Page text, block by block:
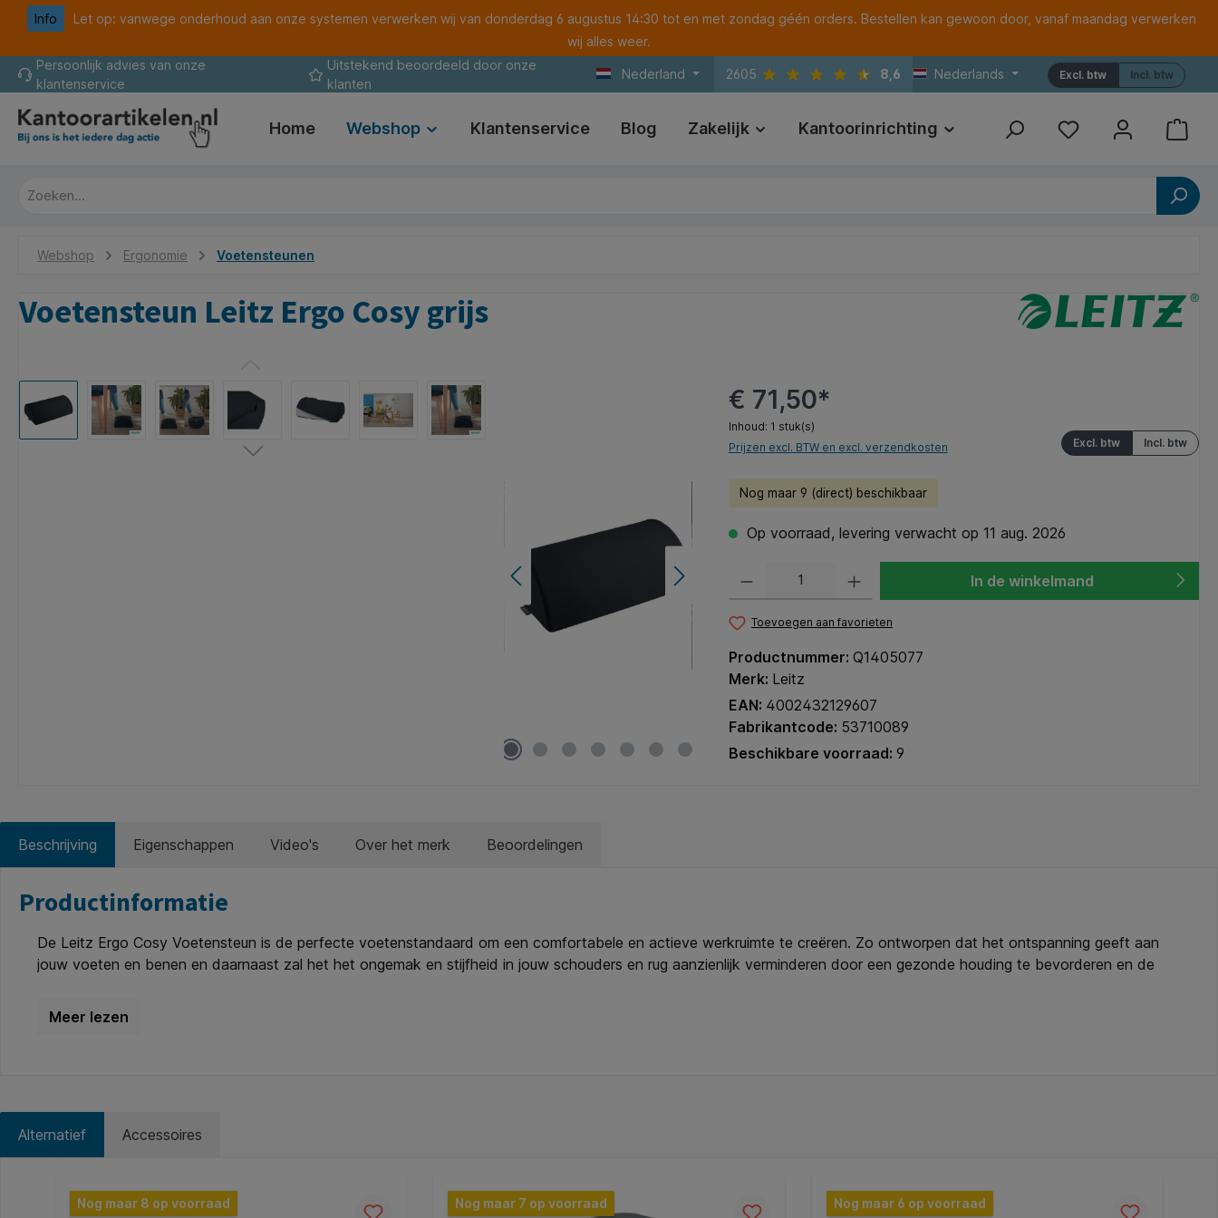
Ga naar de hoofdnavigatie
Info
Let op: vanwege onderhoud aan onze systemen verwerken wij van donderdag 6 augustus 14:30 tot en met zondag géén orders. Bestellen kan gewoon door, vanaf maandag verwerken
wij alles weer.
Persoonlijk advies van onze
klantenservice
Uitstekend beoordeeld door onze
klanten
Nederland 2605 8,6 Nederlands Incl. btw
Excl. btw
Home Webshop Klantenservice Blog Zakelijk Kantoorinrichting Print Referenties
Webshop Ergonomie Voetensteunen
Voetensteun Leitz Ergo Cosy grijs
Afbeeldingengalerij overslaan € 71,50*
Inhoud: 1 stuk(s)
Incl. btw
Excl. btw
Prijzen excl. BTW en excl. verzendkosten
Nog maar 9 (direct) beschikbaar
Op voorraad, levering verwacht op 11 aug. 2026
In de winkelmand
Toevoegen aan favorieten
Productnummer: Q1405077
Merk: Leitz
EAN: 4002432129607
Fabrikantcode: 53710089
Beschikbare voorraad: 9
Beschrijving Eigenschappen Video's Over het merk Beoordelingen
Productinformatie
De Leitz Ergo Cosy Voetensteun is de perfecte voetenstandaard om een comfortabele en actieve werkruimte te creëren. Zo ontworpen dat het ontspanning geeft aan
jouw voeten en benen en daarnaast zal het het ongemak en stijfheid in jouw schouders en rug aanzienlijk verminderen door een gezonde houding te bevorderen en de
benen in beweging te houden terwijl je werkt. Met de zachte kern en stoffen bekleding is hij ook perfect te gebruiken in het thuiskantoor met sokken of blote voeten.
terwijl je werkt, zachte kern en stoffen bekleding perfect om te gebruiken met sokken of blote voeten. * Helpt ongemak en stijfheid te verminderen die het gevolg kunnen
zijn van langdurig zitten. * Tilt jouw voeten op tot een comfortabele hoogte om de pijn en vermoeidheid in jouw schouders en rug te verlichten. * Ideaal om te gebruiken
als voetensteun aan je bureau of als kniesteun bij het liggen. * De hoes van de voetensteun kan worden verwijderd en kan met de hand worden gewassen voor hygiëne.
Alternatief Accessoires
Productgalerij overslaan
Nog maar 8 op voorraad Nog maar 7 op voorraad Nog maar 6 op voorraad